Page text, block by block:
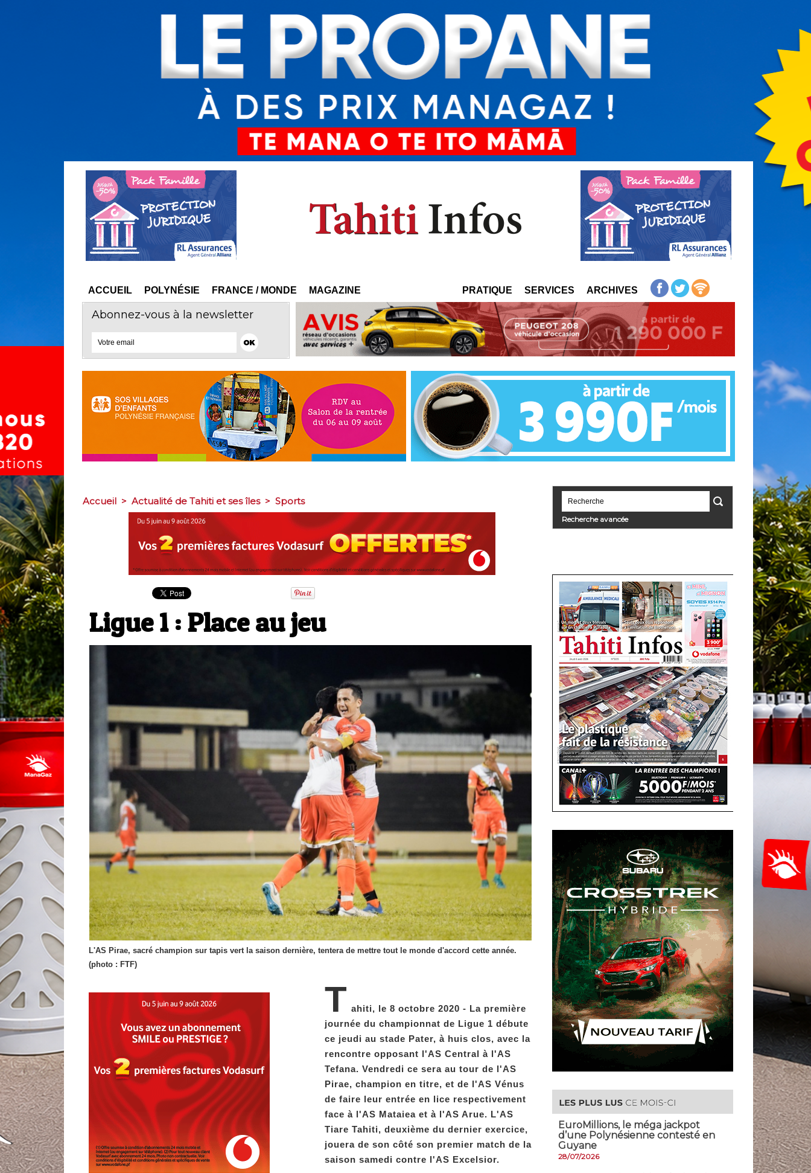
ACCUEIL POLYNÉSIE FRANCE / MONDE MAGAZINE PRATIQUE SERVICES ARCHIVES
Abonnez-vous à la newsletter
Accueil > Actualité de Tahiti et ses îles > Sports
Ligue 1 : Place au jeu
L'AS Pirae, sacré champion sur tapis vert la saison dernière, tentera de mettre tout le monde d'accord cette année.
(photo : FTF)
T ahiti, le 8 octobre 2020 - La première
journée du championnat de Ligue 1 débute
ce jeudi au stade Pater, à huis clos, avec la
rencontre opposant l'AS Central à l'AS
Tefana. Vendredi ce sera au tour de l'AS
Pirae, champion en titre, et de l'AS Vénus
de faire leur entrée en lice respectivement
face à l'AS Mataiea et à l'AS Arue. L'AS
Tiare Tahiti, deuxième du dernier exercice,
jouera de son côté son premier match de la
saison samedi contre l'AS Excelsior.
Recherche avancée
EuroMillions, ​le méga jackpot
d’une Polynésienne contesté en
Guyane
28/07/2026